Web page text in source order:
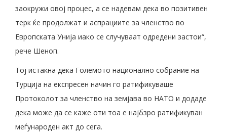
заокружи овој процес, а се надевам дека во позитивен
терк ќе продолжат и аспрациите за членство во
Европската Унија иако се случуваат одредени застои“,
рече Шеноп.
Тој истакна дека Големото национално собрание на
Турција на експресен начин го ратификуваше
Протоколот за членство на земјава во НАТО и додаде
дека може да се каже оти тоа е најбзро ратификуван
меѓународен акт до сега.